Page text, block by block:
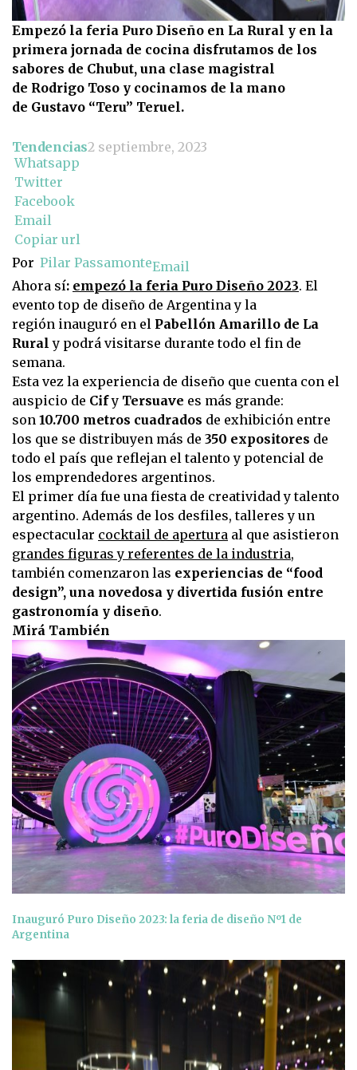
Empezó la feria Puro Diseño en La Rural y en la
primera jornada de cocina disfrutamos de los
sabores de Chubut, una clase magistral
de Rodrigo Toso y cocinamos de la mano
de Gustavo “Teru” Teruel.
Tendencias2 septiembre, 2023
Whatsapp
Twitter
Facebook
Email
Copiar url
Por Pilar PassamonteEmail
Ahora sí: empezó la feria Puro Diseño 2023. El
evento top de diseño de Argentina y la
región inauguró en el Pabellón Amarillo de La
Rural y podrá visitarse durante todo el fin de
semana.
Esta vez la experiencia de diseño que cuenta con el
auspicio de Cify Tersuave es más grande:
son 10.700 metros cuadrados de exhibición entre
los que se distribuyen más de 350 expositores de
todo el país que reflejan el talento y potencial de
los emprendedores argentinos.
El primer día fue una fiesta de creatividad y talento
argentino. Además de los desfiles, talleres y un
espectacular cocktail de apertura al que asistieron
grandes figuras y referentes de la industria,
también comenzaron las experiencias de “food
design”, una novedosa y divertida fusión entre
gastronomía y diseño.
Mirá También
Inauguró Puro Diseño 2023: la feria de diseño Nº1 de
Argentina